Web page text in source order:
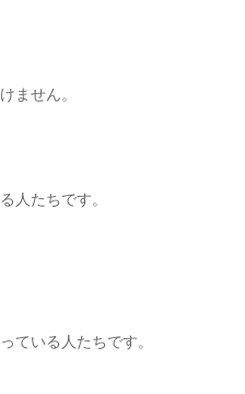
ません。
人たちです。
ている人たちです。